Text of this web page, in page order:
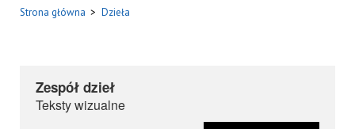
Strona główna > Dzieła
Zespół dzieł
Teksty wizualne